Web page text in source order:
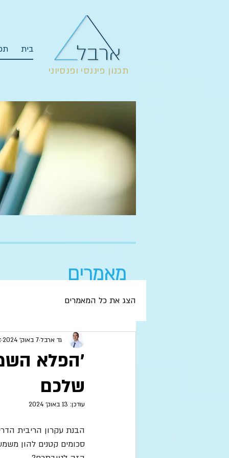
בית
תכנון פיננסי ופנסיוני
מאמרים
הצג את כל המאמרים
׳הפלא
שלכם
גד ארבל7 באוק׳ 2024
עודכן: 13 באוק׳ 2024
הבנת עקרון הריבית
סכומים קטנים להון